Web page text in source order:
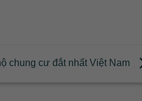
chung cư đắt nhất Việt Nam